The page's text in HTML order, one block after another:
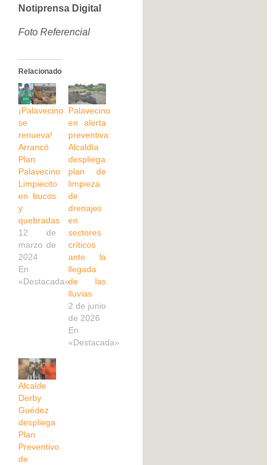
Notiprensa Digital
Foto Referencial
Relacionado
¡Palavecino
se
renueva!
Arrancó
Plan
Palavecino
Limpiecito
en bucos
y
quebradas
12 de
marzo de
2024
En
«Destacada»
Palavecino
en alerta
preventiva:
Alcaldía
despliega
plan de
limpieza
de
drenajes
en
sectores
críticos
ante la
llegada
de las
lluvias
2 de junio
de 2026
En
«Destacada»
Alcalde
Derby
Guédez
despliega
Plan
Preventivo
de